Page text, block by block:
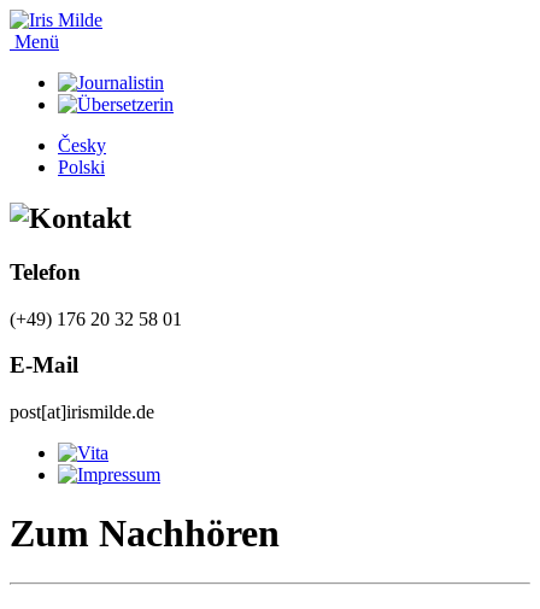
Menü
Česky
Polski
Telefon
(+49) 176 20 32 58 01
E-Mail
post[at]irismilde.de
Zum Nachhören